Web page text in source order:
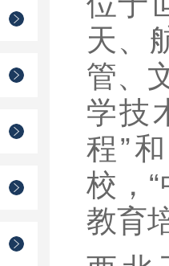
天、
管、
学技
程”
校，
教育